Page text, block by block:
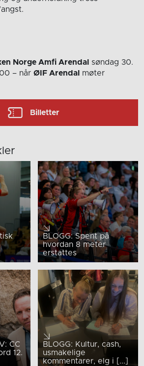
Norge Amfi Arendal
søndag 30.
– når ØIF Arendal
møter
Billetter
BLOGG: Spent på
hvordan 8 meter
erstattes
CC
12.
BLOGG: Kultur, cash,
usmakelige
kommentarer, elg i [...]